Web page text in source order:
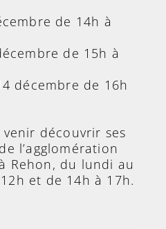
de 14h à
de 15h à
décembre de 16h
venir découvrir ses
l’agglomération
Rehon, du lundi au
et de 14h à 17h.